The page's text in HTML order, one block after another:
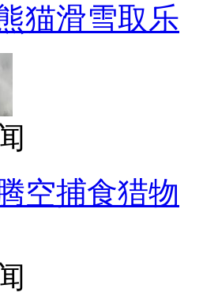
猫滑雪取乐
空捕食猎物